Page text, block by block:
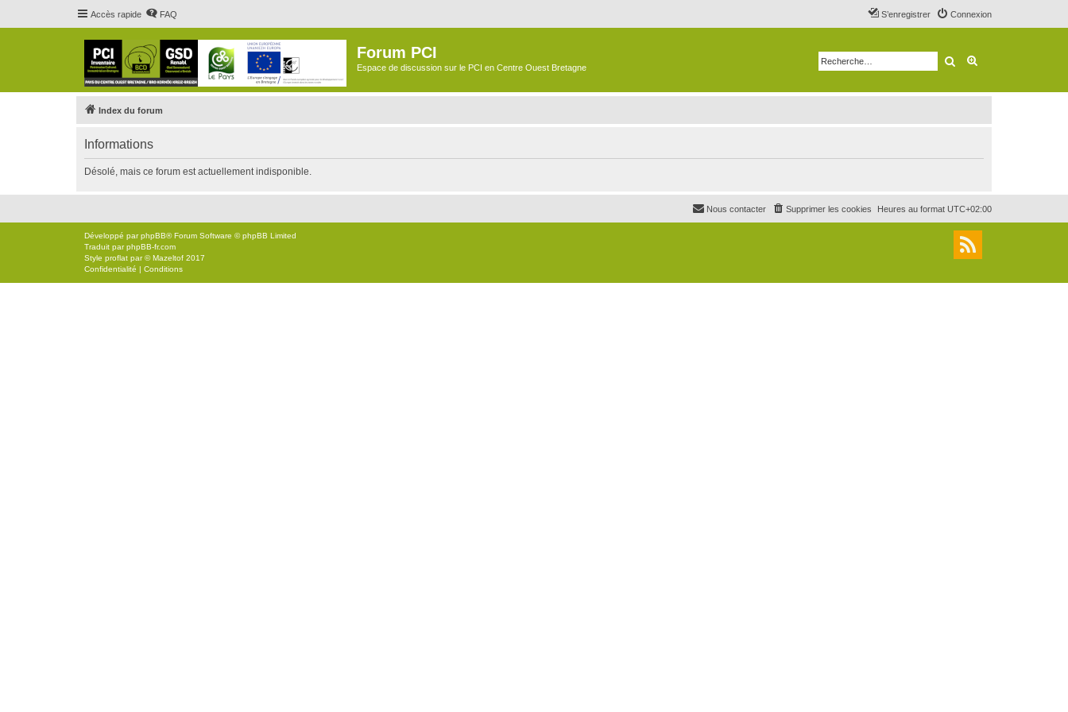
Accès rapide FAQ Connexion
S’enregistrer
Forum PCI
Espace de discussion sur le PCI en Centre Ouest Bretagne Rechercher
Index du forum
Informations
Désolé, mais ce forum est actuellement indisponible.
Heures au format UTC+02:00
Supprimer les cookies
Nous contacter
Développé parphpBB® Forum Software © phpBB Limited
Traduit parphpBB-fr.com
Style proflat par ©Mazeltof 2017
Confidentialité | Conditions